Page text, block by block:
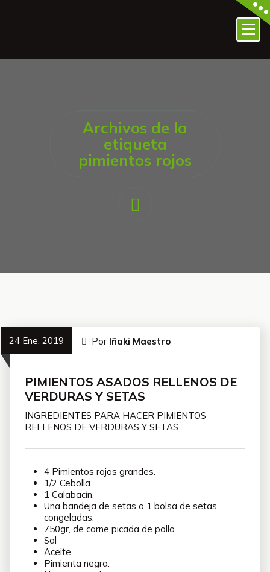
Archivos de la
etiqueta
pimientos rojos
24 Ene, 2019 Por Iñaki Maestro
PIMIENTOS ASADOS RELLENOS DE
VERDURAS Y SETAS
INGREDIENTES PARA HACER PIMIENTOS
RELLENOS DE VERDURAS Y SETAS
4 Pimientos rojos grandes.
1/2 Cebolla.
1 Calabacín.
Una bandeja de setas o 1 bolsa de setas
congeladas.
750gr, de carne picada de pollo.
Sal
Aceite
Pimienta negra.